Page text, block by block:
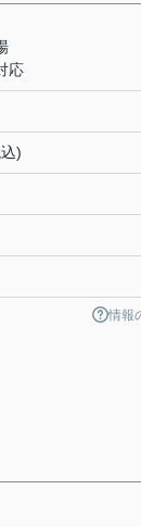
応
)
情報